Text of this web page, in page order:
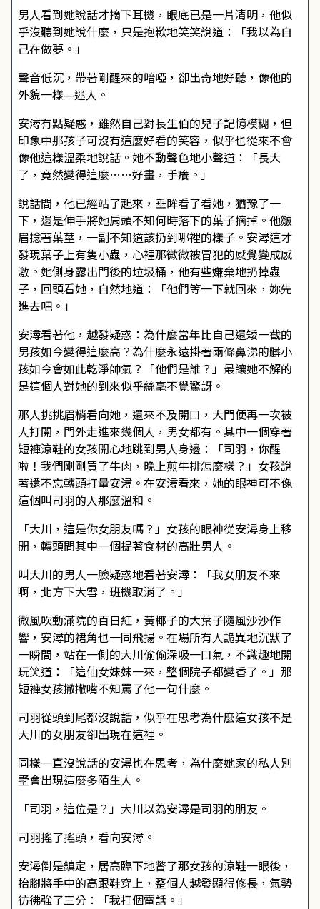
男人看到她說話才摘下耳機，眼底已是一片清明，他似
乎沒聽到她說什麼，只是抱歉地笑笑說道：「我以為自
己在做夢。」
聲音低沉，帶著剛醒來的喑啞，卻出奇地好聽，像他的
外貌一樣—迷人。
安潯有點疑惑，雖然自己對長生伯的兒子記憶模糊，但
印象中那孩子可沒有這麼好看的笑容，似乎也從來不會
像他這樣溫柔地說話。她不動聲色地小聲道：「長大
了，竟然變得這麼……好畫，手癢。」
說話間，他已經站了起來，垂眸看了看她，猶豫了一
下，還是伸手將她肩頭不知何時落下的葉子摘掉。他皺
眉捻著葉莖，一副不知道該扔到哪裡的樣子。安潯這才
發現葉子上有隻小蟲，心裡那微微被冒犯的感覺變成感
激。她側身露出門後的垃圾桶，他有些嫌棄地扔掉蟲
子，回頭看她，自然地道：「他們等一下就回來，妳先
進去吧。」
安潯看著他，越發疑惑：為什麼當年比自己還矮一截的
男孩如今變得這麼高？為什麼永遠掛著兩條鼻涕的髒小
孩如今會如此乾淨帥氣？「他們是誰？」最讓她不解的
是這個人對她的到來似乎絲毫不覺驚訝。
那人挑挑眉梢看向她，還來不及開口，大門便再一次被
人打開，門外走進來幾個人，男女都有。其中一個穿著
短褲涼鞋的女孩開心地跳到男人身邊：「司羽，你醒
啦！我們剛剛買了牛肉，晚上煎牛排怎麼樣？」女孩說
著還不忘轉頭打量安潯。在安潯看來，她的眼神可不像
這個叫司羽的人那麼溫和。
「大川，這是你女朋友嗎？」女孩的眼神從安潯身上移
開，轉頭問其中一個提著食材的高壯男人。
叫大川的男人一臉疑惑地看著安潯：「我女朋友不來
啊，北方下大雪，班機取消了。」
微風吹動滿院的百日紅，黃椰子的大葉子隨風沙沙作
響，安潯的裙角也一同飛揚。在場所有人詭異地沉默了
一瞬間，站在一側的大川偷偷深吸一口氣，不識趣地開
玩笑道：「這仙女妹妹一來，整個院子都變香了。」那
短褲女孩撇撇嘴不知罵了他一句什麼。
司羽從頭到尾都沒說話，似乎在思考為什麼這女孩不是
大川的女朋友卻出現在這裡。
同樣一直沒說話的安潯也在思考，為什麼她家的私人別
墅會出現這麼多陌生人。
「司羽，這位是？」大川以為安潯是司羽的朋友。
司羽搖了搖頭，看向安潯。
安潯倒是鎮定，居高臨下地瞥了那女孩的涼鞋一眼後，
抬腳將手中的高跟鞋穿上，整個人越發顯得修長，氣勢
彷彿強了三分：「我打個電話。」